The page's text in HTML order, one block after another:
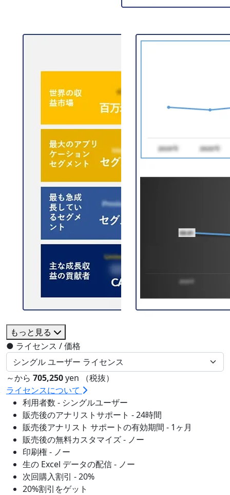
もっと見る
● ライセンス / 価格
～から 705,250yen （税抜）
ライセンスについて
利用者数 - シングルユーザー
販売後のアナリストサポート - 24時間
販売後アナリスト サポートの有効期間 - 1ヶ月
販売後の無料カスタマイズ - ノー
印刷権 - ノー
生の Excel データの配信 - ノー
次回購入割引 - 20%
20%割引をゲット